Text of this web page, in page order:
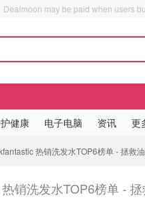
Dealmoon may be paid when users
健康 电子电脑 资讯 更
热销洗发水TOP6榜单 - 拯救
销洗发水TOP6榜单 - 拯